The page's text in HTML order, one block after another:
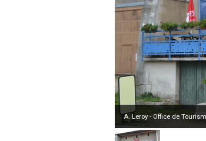
A. Leroy - Office de